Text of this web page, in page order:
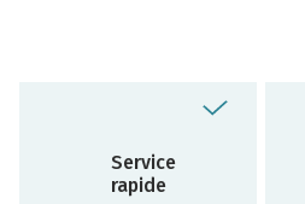
Service
rapide